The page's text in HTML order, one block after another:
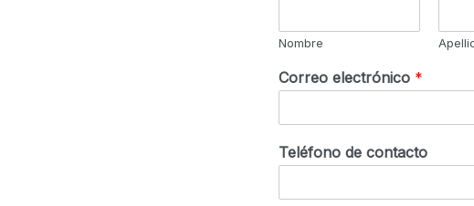
Nombre
Correo electrónico *
Teléfono de contacto